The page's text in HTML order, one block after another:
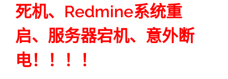
死机、Redmine系统重
启、服务器宕机、意外断
电！！！！